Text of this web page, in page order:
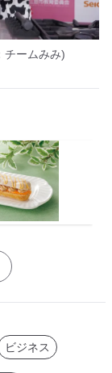
チームみみ)
ビジネス